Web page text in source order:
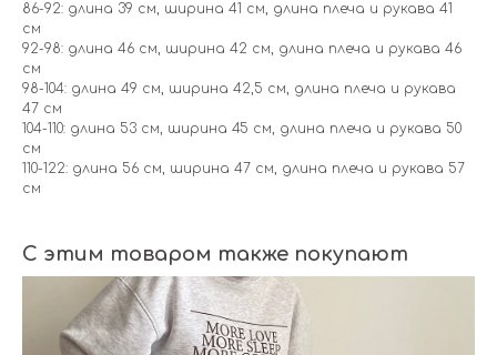
86-92: длина 39 см, ширина 41 см, длина плеча и рукава 41
см
92-98: длина 46 см, ширина 42 см, длина плеча и рукава 46
см
98-104: длина 49 см, ширина 42,5 см, длина плеча и рукава
47 см
104-110: длина 53 см, ширина 45 см, длина плеча и рукава 50
см
110-122: длина 56 см, ширина 47 см, длина плеча и рукава 57
см
С этим товаром также покупают